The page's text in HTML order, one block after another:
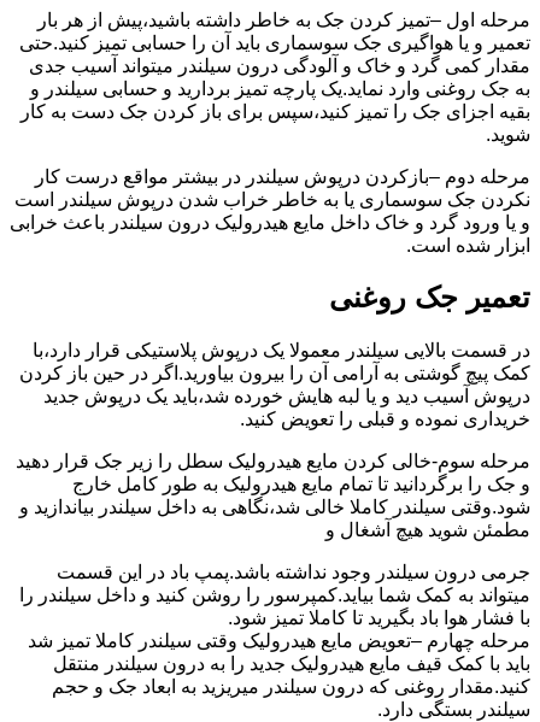
مرحله اول –تمیز کردن جک به خاطر داشته باشید،پیش از هر بار
تعمیر و یا هواگیری جک سوسماری باید آن را حسابی تمیز کنید.حتی
مقدار کمی گرد و خاک و آلودگی درون سیلندر میتواند آسیب جدی
به جک روغنی وارد نماید.یک پارچه تمیز بردارید و حسابی سیلندر و
بقیه اجزای جک را تمیز کنید،سپس برای باز کردن جک دست به کار
شوید.
مرحله دوم –بازکردن درپوش سیلندر در بیشتر مواقع درست کار
نکردن جک سوسماری یا به خاطر خراب شدن درپوش سیلندر است
و یا ورود گرد و خاک داخل مایع هیدرولیک درون سیلندر باعث خرابی
ابزار شده است.
تعمیر جک روغنی
در قسمت بالایی سیلندر معمولا یک درپوش پلاستیکی قرار دارد،با
کمک پیچ گوشتی به آرامی آن را بیرون بیاورید.اگر در حین باز کردن
درپوش آسیب دید و یا لبه هایش خورده شد،باید یک درپوش جدید
خریداری نموده و قبلی را تعویض کنید.
مرحله سوم-خالی کردن مایع هیدرولیک سطل را زیر جک قرار دهید
و جک را برگردانید تا تمام مایع هیدرولیک به طور کامل خارج
شود.وقتی سیلندر کاملا خالی شد،نگاهی به داخل سیلندر بیاندازید و
مطمئن شوید هیچ آشغال و
جرمی درون سیلندر وجود نداشته باشد.پمپ باد در این قسمت
میتواند به کمک شما بیاید.کمپرسور را روشن کنید و داخل سیلندر را
با فشار هوا باد بگیرید تا کاملا تمیز شود.
مرحله چهارم –تعویض مایع هیدرولیک وقتی سیلندر کاملا تمیز شد
باید با کمک قیف مایع هیدرولیک جدید را به درون سیلندر منتقل
کنید.مقدار روغنی که درون سیلندر میریزید به ابعاد جک و حجم
سیلندر بستگی دارد.